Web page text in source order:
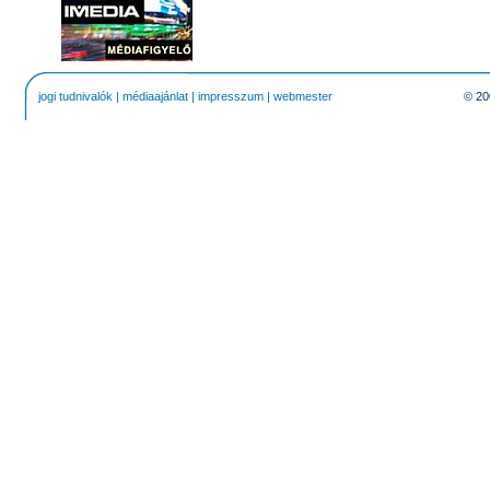
jogi tudnivalók | médiaajánlat | impresszum | webmester ©